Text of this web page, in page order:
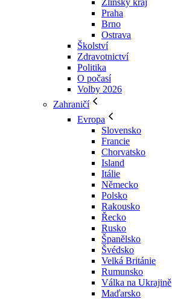
Zlínský kraj
Praha
Brno
Ostrava
Školství
Zdravotnictví
Politika
O počasí
Volby 2026
Zahraničí
Evropa
Slovensko
Francie
Chorvatsko
Island
Itálie
Německo
Polsko
Rakousko
Řecko
Rusko
Španělsko
Švédsko
Velká Británie
Rumunsko
Válka na Ukrajině
Maďarsko